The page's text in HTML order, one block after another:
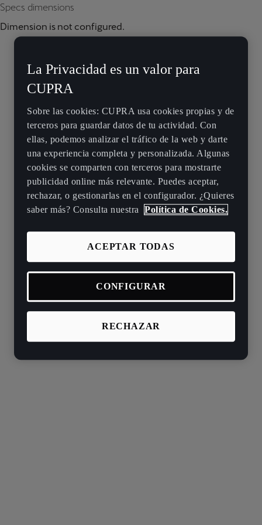
Specs dimensions
Dimension is not configured.
La Privacidad es un valor para
CUPRA
Sobre las cookies: CUPRA usa cookies propias y de
terceros para guardar datos de tu actividad. Con
ellas, podemos analizar el tráfico de la web y darte
una experiencia completa y personalizada. Algunas
cookies se comparten con terceros para mostrarte
publicidad online más relevante. Puedes aceptar,
rechazar, o gestionarlas en el configurador. ¿Quieres
saber más? Consulta nuestra Política de Cookies.
RECHAZAR
ACEPTAR TODAS
CONFIGURAR